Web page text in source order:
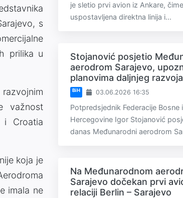
s
prilika u
važnost
i Croatia
koja je
imala ne
je sletio prvi avion iz Ankare,
uspostavljena direktna linija i...
Stojanović posjetio
aerodrom Sarajevo,
planovima daljnjeg razvoja
BiH 03.06.2026 16:35
Potpredsjednik Federacije Bosne i
Hercegovine Igor Stojanović
danas Međunarodni aerodrom
Na Međunarodnom
Sarajevo dočekan prvi
relaciji Berlin – Sarajevo